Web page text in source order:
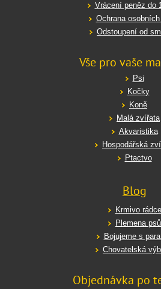
Vrácení peněz do
Ochrana
Odstoupení od
Vše pro vaše
Psi
Kočky
Koně
Malá zvířata
Akvaristika
Hospodářská
Ptactvo
Blog
Krmivo rádce
Plemena psů
Bojujeme s
Chovatelská
Objednávka po